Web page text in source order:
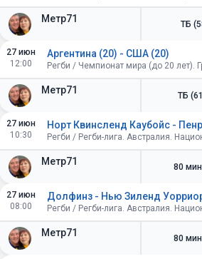
Метр71 ТБ
27 июн
12:00
Метр71
Аргентина (20) - США (20)
Регби / Чемпионат мира (до 20 лет).
ТБ
27 июн
10:30
Метр71
Норт Квинсленд Каубойс -
80
27 июн
08:00
Метр71
Долфинз - Нью Зиленд
80